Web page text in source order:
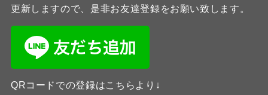
更新しますので、是非お友達登録をお願い致します。
QRコードでの登録はこちらより↓